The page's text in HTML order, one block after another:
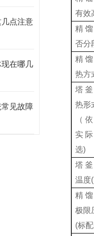
点注意
在哪几
见故障
有效
精
否分
精
热方
塔
热形
（
实
选)
塔
温
精
极限
(标